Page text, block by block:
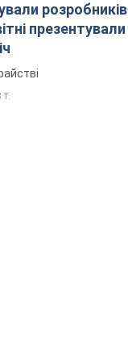
розробників
презентували
т.